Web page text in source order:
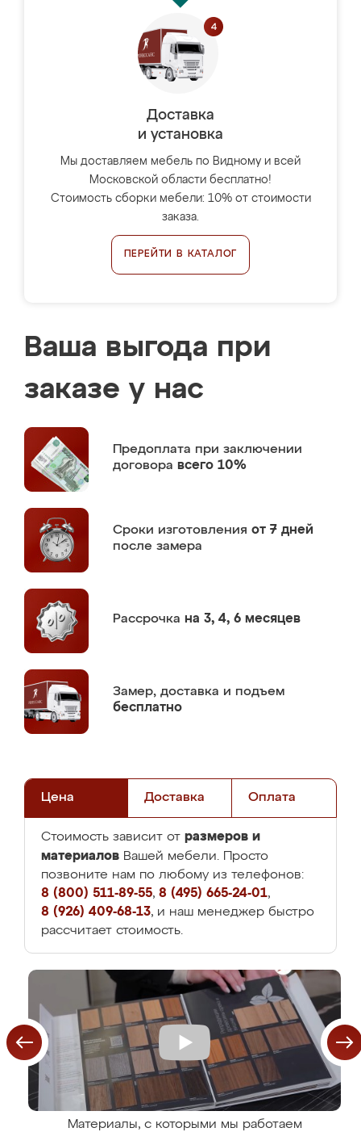
Доставка
и установка
Мы доставляем мебель по Видному и всей
Московской области бесплатно!
Стоимость сборки мебели: 10% от стоимости
заказа.
ПЕРЕЙТИ В КАТАЛОГ
Ваша выгода при
заказе у нас
Предоплата при заключении
договора всего 10%
Сроки изготовления от 7 дней
после замера
Рассрочка на 3, 4, 6 месяцев
Замер, доставка и подъем
бесплатно
Цена Доставка Оплата
Стоимость зависит от размеров и
материалов Вашей мебели. Просто
позвоните нам по любому из телефонов:
8 (800) 511-89-55, 8 (495) 665-24-01,
8 (926) 409-68-13, и наш менеджер быстро
рассчитает стоимость.
Материалы, с которыми мы работаем